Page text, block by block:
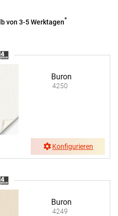
von 3-5 Werktagen*
Buron
4250
Konfigurieren
Buron
4249